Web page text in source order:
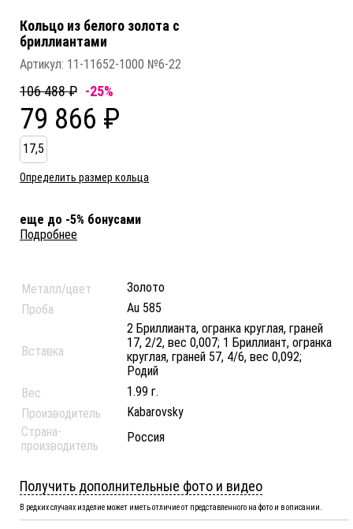
Кольцо из белого золота c
бриллиантами
Артикул: 11-11652-1000 №6-22
106 488 ₽ -25%
79 866 ₽
17,5
Определить размер кольца
еще до -5% бонусами
Подробнее
Металл/цвет
Золото
Проба
Au 585
Вставка
2 Бриллианта, огранка круглая, граней
17, 2/2, вес 0,007; 1 Бриллиант, огранка
круглая, граней 57, 4/6, вес 0,092;
Родий
Вес
1.99 г.
Производитель
Kabarovsky
Страна-
производитель
Россия
Получить дополнительные фото и видео
В редких случаях изделие может иметь отличие от представленного на фото и в описании.